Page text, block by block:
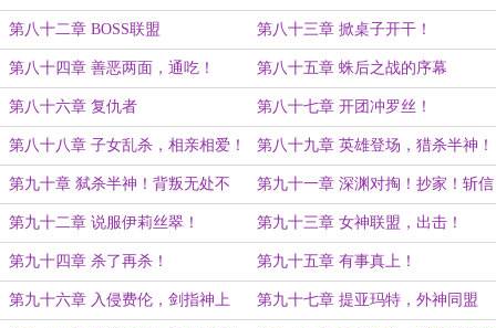
第八十二章 BOSS联盟 第八十三章 掀桌子开干！
第八十四章 善恶两面，通吃！ 第八十五章 蛛后之战的序幕
第八十六章 复仇者 第八十七章 开团冲罗丝！
第八十八章 子女乱杀，相亲相爱！ 第八十九章 英雄登场，猎杀半神！
第九十章 弑杀半神！背叛无处不
在！
第九十一章 深渊对掏！抄家！斩信
仰！
第九十二章 说服伊莉丝翠！ 第九十三章 女神联盟，出击！
第九十四章 杀了再杀！ 第九十五章 有事真上！
第九十六章 入侵费伦，剑指神上 第九十七章 提亚玛特，外神同盟